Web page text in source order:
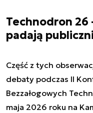
Technodron
padają
Część z tych
debaty podczas II
Bezzałogowych
maja 2026 roku na